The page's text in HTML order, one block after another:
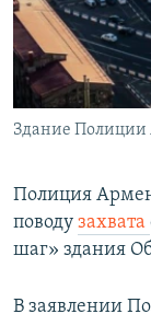
Հայերեն
English
Русский
Здание
Полиция
поводу захвата
шаг» здания
В заявлении